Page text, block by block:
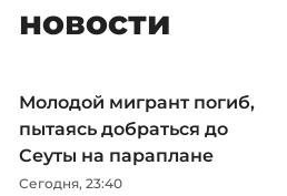
новости
Молодой мигрант погиб,
пытаясь добраться до
Сеуты на параплане
Сегодня, 23:40